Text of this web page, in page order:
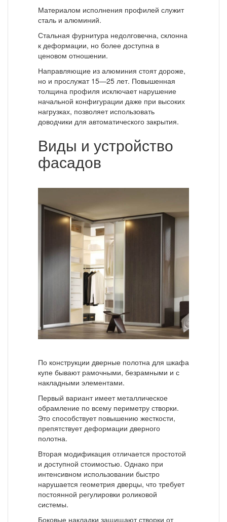
Материалом исполнения профилей служит
сталь и алюминий.
Стальная фурнитура недолговечна, склонна
к деформации, но более доступна в
ценовом отношении.
Направляющие из алюминия стоят дороже,
но и прослужат 15—25 лет. Повышенная
толщина профиля исключает нарушение
начальной конфигурации даже при высоких
нагрузках, позволяет использовать
доводчики для автоматического закрытия.
Виды и устройство
фасадов
По конструкции дверные полотна для шкафа
купе бывают рамочными, безрамными и с
накладными элементами.
Первый вариант имеет металлическое
обрамление по всему периметру створки.
Это способствует повышению жесткости,
препятствует деформации дверного
полотна.
Вторая модификация отличается простотой
и доступной стоимостью. Однако при
интенсивном использовании быстро
нарушается геометрия дверцы, что требует
постоянной регулировки роликовой
системы.
Боковые накладки защищают створки от